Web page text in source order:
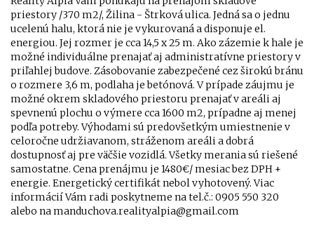
priestory /370 m2/, Žilina - Štrková ulica. Jedná sa o jednu
ucelenú halu, ktorá nie je vykurovaná a disponuje el.
energiou. Jej rozmer je cca 14,5 x 25 m. Ako zázemie k hale je
možné individuálne prenajať aj administratívne priestory v
priľahlej budove. Zásobovanie zabezpečené cez širokú bránu
o rozmere 3,6 m, podlaha je betónová. V prípade záujmu je
možné okrem skladového priestoru prenajať v areáli aj
spevnenú plochu o výmere cca 1600 m2, prípadne aj menej
podľa potreby. Výhodami sú predovšetkým umiestnenie v
celoročne udržiavanom, stráženom areáli a dobrá
dostupnosť aj pre väčšie vozidlá. Všetky merania sú riešené
samostatne. Cena prenájmu je 1480€/ mesiac bez DPH +
energie. Energetický certifikát nebol vyhotovený. Viac
informácií Vám radi poskytneme na tel.č.: 0905 550 320
alebo na manduchova.realityalpia@gmail.com